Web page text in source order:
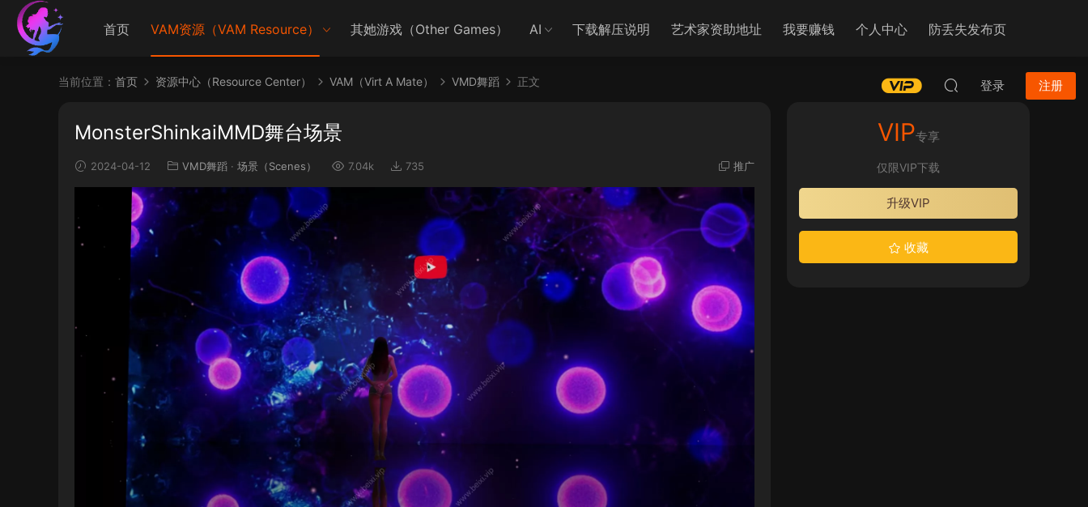
首页 VAM资源（VAM Resource） 其她游戏（Other Games） AI 下载解压说明 艺术家资助地址 我要赚钱 个人中心 防丢失发布页
登录 注册
当前位置： 首页 资源中心（Resource Center） VAM（Virt A Mate） VMD舞蹈 正文
MonsterShinkaiMMD舞台场景
2024-04-12 VMD舞蹈 · 场景（Scenes） 7.04k 735 推广
VIP专享
仅限VIP下载
升级VIP
收藏